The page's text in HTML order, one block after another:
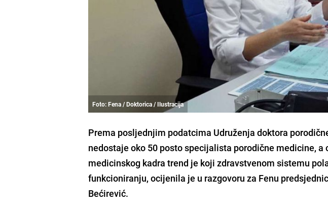
Foto: Fena / Doktorica / Ilustracija
Prema posljednjim podatcima Udruženja doktora
nedostaje oko 50 posto specijalista porodične medicine,
medicinskog kadra trend je koji zdravstvenom sistemu
funkcioniranju, ocijenila je u razgovoru za Fenu
Bećirević.